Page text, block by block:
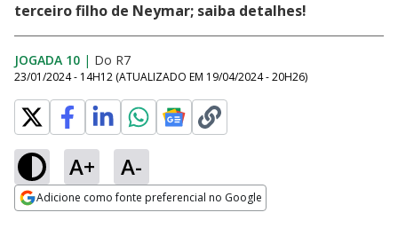
terceiro filho de Neymar; saiba detalhes!
JOGADA 10 | Do R7
23/01/2024 - 14H12 (ATUALIZADO EM 19/04/2024 - 20H26)
A+ A-
Adicione como fonte preferencial no Google